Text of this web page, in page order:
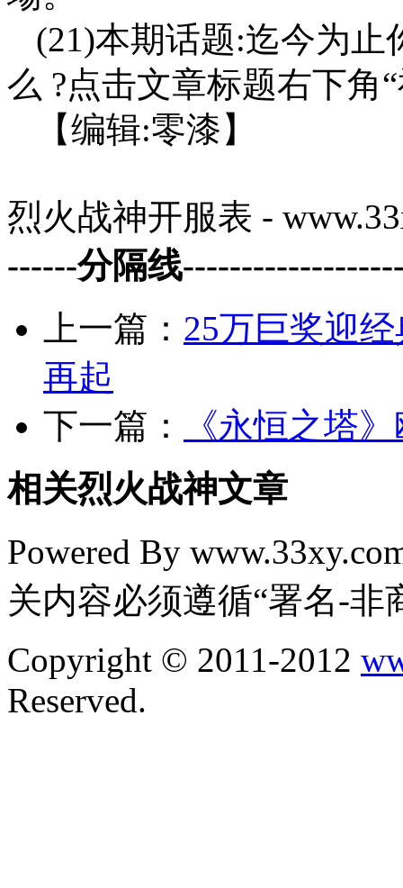
(21)本期话题:迄今为
么 ?点击文章标题右下角
【编辑:零漆】
烈火战神开服表 -
------分隔线
上一篇： 25万巨奖迎
再起
下一篇：
《永恒之塔
相关烈火战神文章
Powered By
关内容必须遵循“署名-非
Copyright © 2011-2012
Reserved.